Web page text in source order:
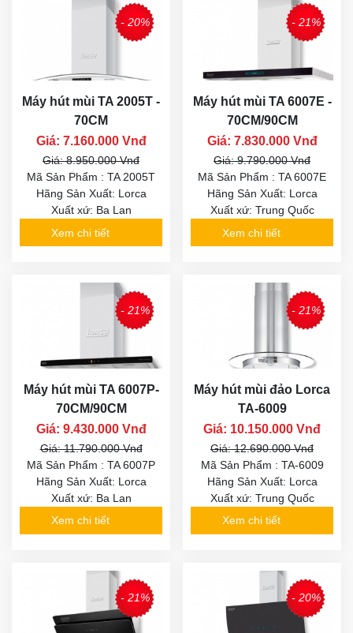
- 20%
Máy hút mùi TA 2005T -
70CM
Giá: 7.160.000 Vnđ
Giá: 8.950.000 Vnđ
Mã Sản Phẩm : TA 2005T
Hãng Sản Xuất: Lorca
Xuất xứ: Ba Lan
Xem chi tiết
- 21%
Máy hút mùi TA 6007E -
70CM/90CM
Giá: 7.830.000 Vnđ
Giá: 9.790.000 Vnđ
Mã Sản Phẩm : TA 6007E
Hãng Sản Xuất: Lorca
Xuất xứ: Trung Quốc
Xem chi tiết
- 21%
Máy hút mùi TA 6007P-
70CM/90CM
Giá: 9.430.000 Vnđ
Giá: 11.790.000 Vnđ
Mã Sản Phẩm : TA 6007P
Hãng Sản Xuất: Lorca
Xuất xứ: Ba Lan
Xem chi tiết
- 21%
Máy hút mùi đảo Lorca
TA-6009
Giá: 10.150.000 Vnđ
Giá: 12.690.000 Vnđ
Mã Sản Phẩm : TA-6009
Hãng Sản Xuất: Lorca
Xuất xứ: Trung Quốc
Xem chi tiết
- 21% - 20%